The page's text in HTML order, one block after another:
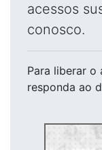
acessos
conosco.
Para liberar o
responda ao